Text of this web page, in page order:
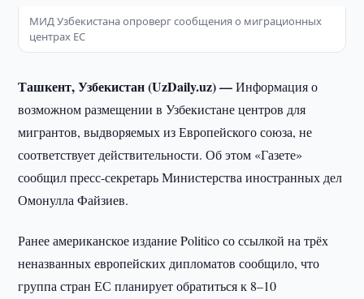
МИД Узбекистана опроверг сообщения о миграционных
центрах ЕС
Ташкент, Узбекистан (UzDaily.uz) —Информация о
возможном размещении в Узбекистане центров для
мигрантов, выдворяемых из Европейского союза, не
соответствует действительности. Об этом «Газете»
сообщил пресс-секретарь Министерства иностранных дел
Омонулла Файзиев.
Ранее американское издание Politico со ссылкой на трёх
неназванных европейских дипломатов сообщило, что
группа стран ЕС планирует обратиться к 8–10